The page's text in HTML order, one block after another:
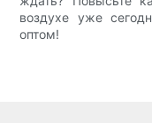
воздухе уже
оптом!